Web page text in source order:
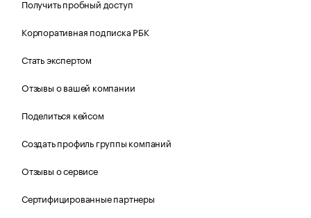
Получить пробный доступ
Корпоративная подписка РБК
Стать экспертом
Отзывы о вашей компании
Поделиться кейсом
Создать профиль группы компаний
Отзывы о сервисе
Сертифицированные партнеры